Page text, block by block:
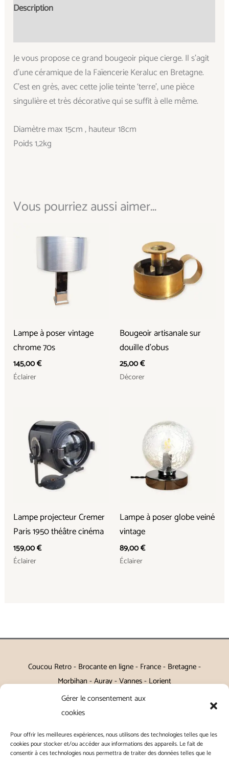
Gérer le consentement aux
cookies
Pour offrir les meilleures expériences, nous utilisons des technologies telles que les
cookies pour stocker et/ou accéder aux informations des appareils. Le fait de
consentir à ces technologies nous permettra de traiter des données telles que le
Description
Je vous propose ce grand bougeoir pique cierge. Il s’agit
d’une céramique de la Faïencerie Keraluc en Bretagne.
C’est en grès, avec cette jolie teinte ‘terre’, une pièce
singulière et très décorative qui se suffit à elle même.
Diamètre max 15cm , hauteur 18cm
Poids 1,2kg
Vous pourriez aussi aimer...
Lampe à poser vintage
chrome 70s
145,00€
Éclairer
Bougeoir artisanale sur
douille d’obus
25,00€
Décorer
Lampe projecteur Cremer
Paris 1950 théâtre cinéma
159,00€
Éclairer
Lampe à poser globe veiné
vintage
89,00€
Éclairer
Coucou Retro - Brocante en ligne - France - Bretagne -
Morbihan - Auray - Vannes - Lorient
Petits meubles, décoration, miroirs, luminaires, Art de la table
Campagne Chic, Kitch